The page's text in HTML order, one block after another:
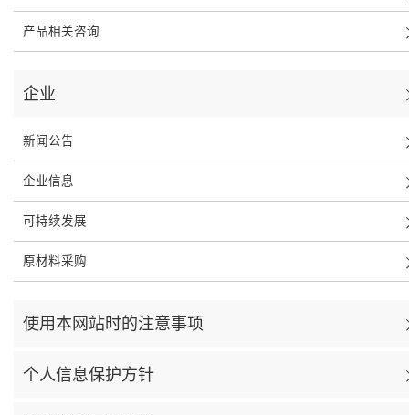
产品相关咨询
企业
新闻公告
企业信息
可持续发展
原材料采购
使用本网站时的注意事项
个人信息保护方针